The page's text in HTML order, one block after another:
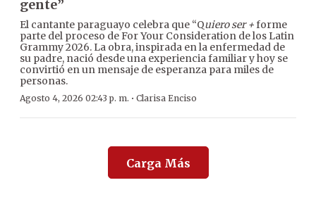
gente”
El cantante paraguayo celebra que “Quiero ser +forme
parte del proceso de For Your Consideration de los Latin
Grammy 2026. La obra, inspirada en la enfermedad de
su padre, nació desde una experiencia familiar y hoy se
convirtió en un mensaje de esperanza para miles de
personas.
Agosto 4, 2026 02:43 p. m. · Clarisa Enciso
Carga Más